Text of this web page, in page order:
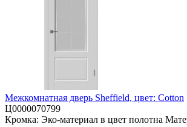
Межкомнатная дверь Sheffield, цвет: Cotton
Ц0000070799
Кромка: Эко-материал в цвет полотна